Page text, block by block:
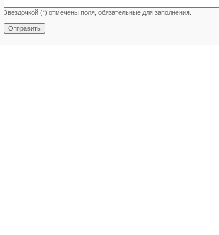
Звездочкой (*) отмечены поля, обязательные для заполнения.